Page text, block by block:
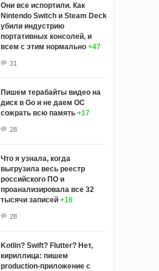
Они все испортили. Как
Nintendo Switch и Steam Deck
убили индустрию
портативных консолей, и
всем с этим нормально +47
31
Пишем терабайты видео на
диск в Go и не даем ОС
сожрать всю память +17
28
Что я узнала, когда
выгрузила весь реестр
российского ПО и
проанализировала все 32
тысячи записей +16
28
Kotlin? Swift? Flutter? Нет,
кириллица: пишем
production-приложение с